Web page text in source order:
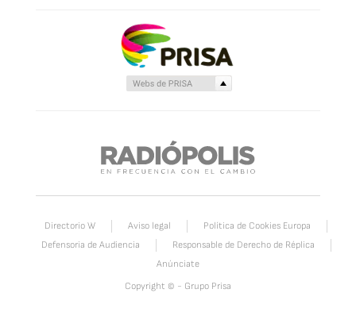
Directorio W Aviso legal
Política de Cookies Europa
Defensoria de Audiencia
Responsable de Derecho de Réplica
Anúnciate
Copyright © - Grupo Prisa